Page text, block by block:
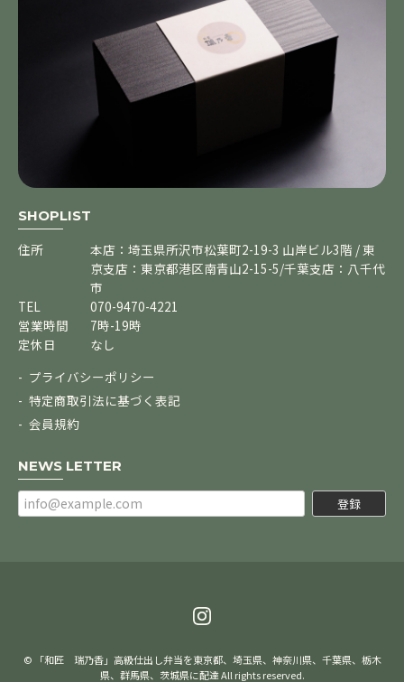
SHOPLIST
住所
本店：埼玉県所沢市松葉町2-19-3 山岸ビル3階 / 東
京支店：東京都港区南青山2-15-5/千葉支店：八千代
市
TEL
070-9470-4221
営業時間
7時-19時
定休日
なし
プライバシーポリシー
特定商取引法に基づく表記
会員規約
NEWS LETTER
登録
© 「和匠 瑞乃香」高級仕出し弁当を東京都、埼玉県、神奈川県、千葉県、栃木
県、群馬県、茨城県に配達 All rights reserved.